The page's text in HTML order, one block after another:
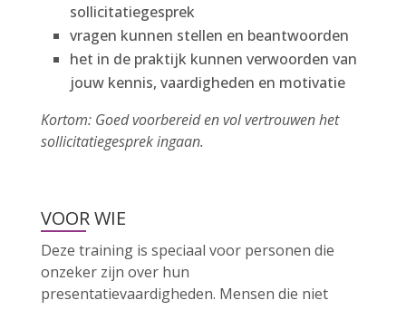
sollicitatiegesprek
vragen kunnen stellen en beantwoorden
het in de praktijk kunnen verwoorden van
jouw kennis, vaardigheden en motivatie
Kortom: Goed voorbereid en vol vertrouwen het
sollicitatiegesprek ingaan.
VOOR WIE
Deze training is speciaal voor personen die
onzeker zijn over hun
presentatievaardigheden. Mensen die niet